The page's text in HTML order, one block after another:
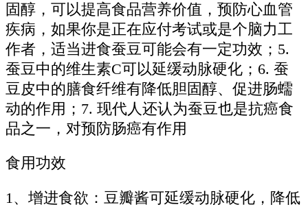
固醇，可以提高食品营养价值，预防心血管
疾病，如果你是正在应付考试或是个脑力工
作者，适当进食蚕豆可能会有一定功效；5.
蚕豆中的维生素C可以延缓动脉硬化；6. 蚕
豆皮中的膳食纤维有降低胆固醇、促进肠蠕
动的作用；7. 现代人还认为蚕豆也是抗癌食
品之一，对预防肠癌有作用
食用功效
1、增进食欲：豆瓣酱可延缓动脉硬化，降低